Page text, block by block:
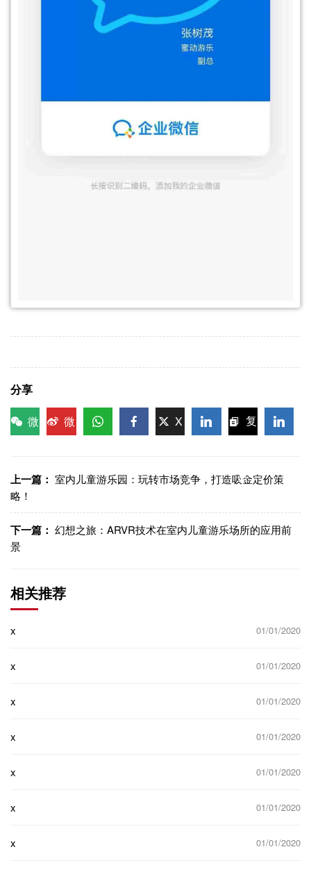
分享
微
微
X
复
接
上一篇： 室内儿童游乐园：玩转市场竞争，打造吸金定价策
略！
下一篇： 幻想之旅：ARVR技术在室内儿童游乐场所的应用前
景
相关推荐
x 01/01/2020
x 01/01/2020
x 01/01/2020
x 01/01/2020
x 01/01/2020
x 01/01/2020
x 01/01/2020